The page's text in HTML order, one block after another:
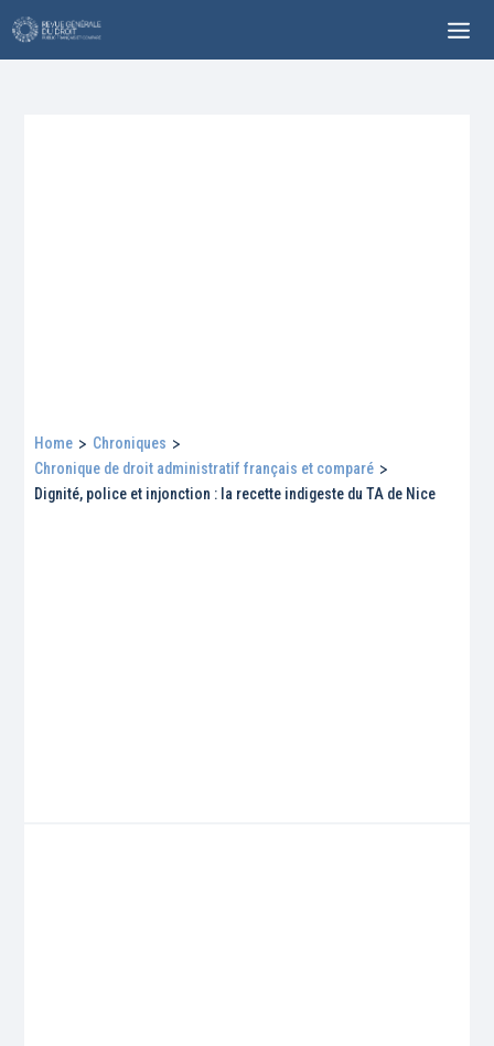
Home > Chroniques >
Chronique de droit administratif français et comparé >
Dignité, police et injonction : la recette indigeste du TA de Nice